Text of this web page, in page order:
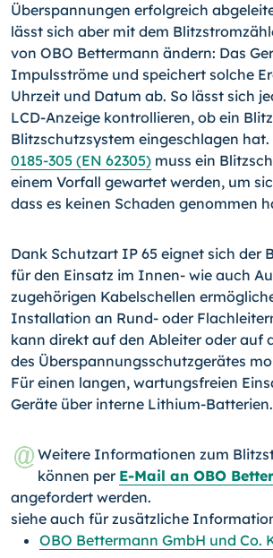
Überspannungen erfolgreich
lässt sich aber mit dem
von OBO Bettermann ändern: Das
Impulsströme und speichert solche
Uhrzeit und Datum ab. So lässt sich
LCD-Anzeige kontrollieren, ob ein
Blitzschutzsystem eingeschlagen hat.
0185-305 (EN 62305) muss ein
einem Vorfall gewartet werden, um
dass es keinen Schaden genommen
Dank Schutzart IP 65 eignet sich der
für den Einsatz im Innen- wie auch
zugehörigen Kabelschellen
Installation an Rund- oder
kann direkt auf den Ableiter oder auf
des Überspannungsschutzgerätes
Für einen langen, wartungs­freien
Geräte über interne Lithium-Batterien.
Weitere Informationen zum
können per E-Mail an OBO
angefordert werden.
siehe auch für zusätzliche
OBO Bettermann GmbH und Co.